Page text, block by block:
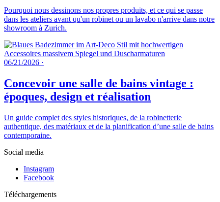
Pourquoi nous dessinons nos propres produits, et ce qui se passe
dans les ateliers avant qu'un robinet ou un lavabo n'arrive dans notre
showroom à Zurich.
06/21/2026 ·
Concevoir une salle de bains vintage :
époques, design et réalisation
Un guide complet des styles historiques, de la robinetterie
authentique, des matériaux et de la planification d’une salle de bains
contemporaine.
Social media
Instagram
Facebook
Téléchargements